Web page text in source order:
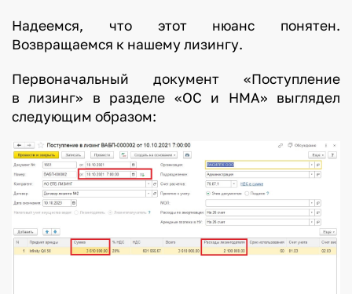
Надеемся, что этот нюанс понятен.
Возвращаемся к нашему лизингу.
Первоначальный документ «Поступление
в лизинг» в разделе «ОС и НМА» выглядел
следующим образом: